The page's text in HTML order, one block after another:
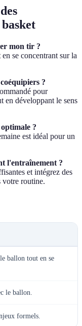
mon tir ?
se concentrant sur la
?
pour
en développant le sens
?
est idéal pour un
l'entraînement ?
et intégrez des
votre routine.
ballon tout en se
le ballon.
formels.